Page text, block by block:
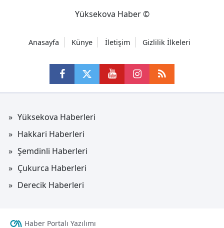
Yüksekova Haber ©
Anasayfa Künye İletişim Gizlilik İlkeleri
Yüksekova Haberleri
Hakkari Haberleri
Şemdinli Haberleri
Çukurca Haberleri
Derecik Haberleri
Haber Portalı Yazılımı